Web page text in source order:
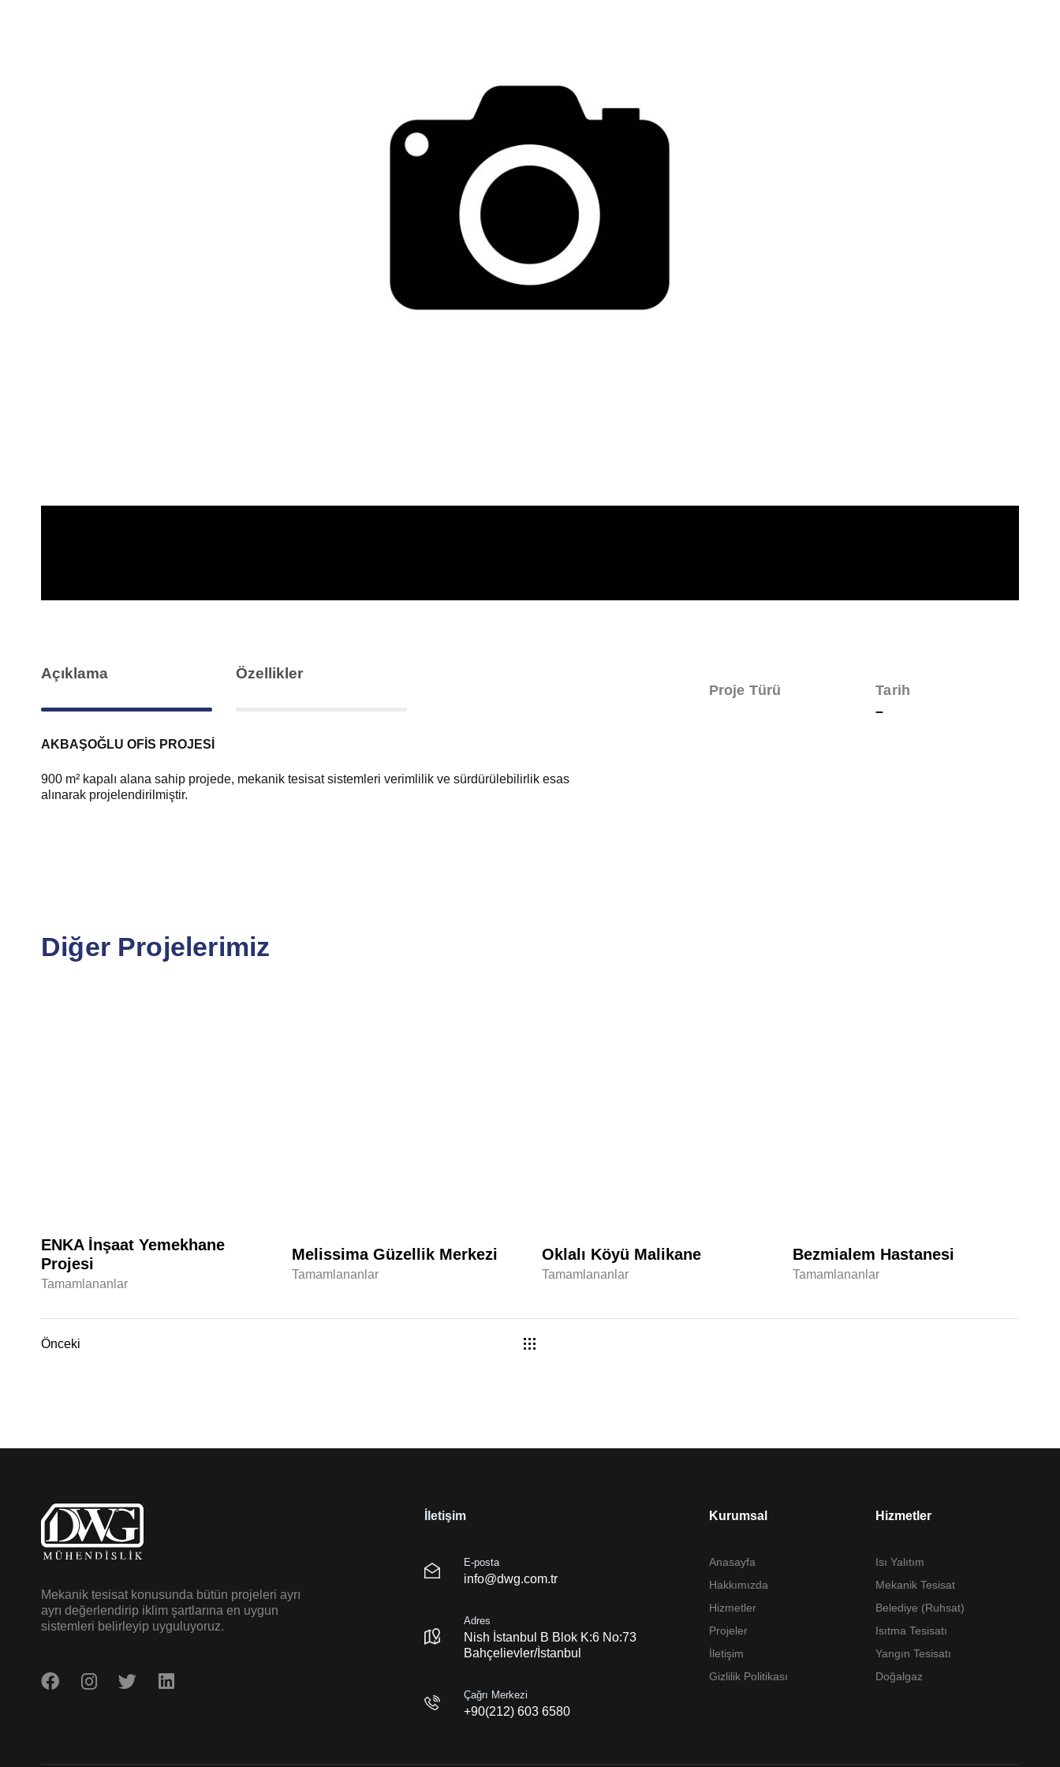
Açıklama Özellikler
AKBAŞOĞLU OFİS PROJESİ
900 m² kapalı alana sahip projede, mekanik tesisat sistemleri verimlilik ve sürdürülebilirlik esas
alınarak projelendirilmiştir.
Proje Türü
Tarih
–
Diğer Projelerimiz
ENKA İnşaat Yemekhane
Projesi
Tamamlananlar
Melissima Güzellik Merkezi
Tamamlananlar
Oklalı Köyü Malikane
Tamamlananlar
Bezmialem Hastanesi
Tamamlananlar
Önceki
Mekanik tesisat konusunda bütün projeleri ayrı
ayrı değerlendirip iklim şartlarına en uygun
sistemleri belirleyip uyguluyoruz.
İletişim
E-posta
info@dwg.com.tr
Adres
Nish İstanbul B Blok K:6 No:73
Bahçelievler/İstanbul
Çağrı Merkezi
+90(212) 603 6580
Kurumsal
Anasayfa
Hakkımızda
Hizmetler
Projeler
İletişim
Gizlilik Politikası
Hizmetler
Isı Yalıtım
Mekanik Tesisat
Belediye (Ruhsat)
Isıtma Tesisatı
Yangın Tesisatı
Doğalgaz